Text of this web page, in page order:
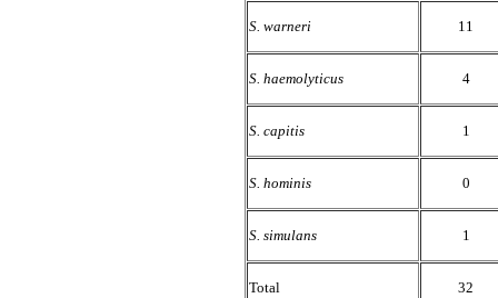
S. warneri 11
S. haemolyticus 4
S. capitis 1
S. hominis 0
S. simulans 1
Total 32